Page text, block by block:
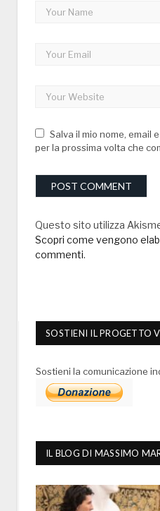
Salva il mio nome, email
per la prossima volta che
Questo sito utilizza
Scopri come vengono
commenti.
SOSTIENI IL PROGETTO
Sostieni la comunicazione
IL BLOG DI MASSIMO